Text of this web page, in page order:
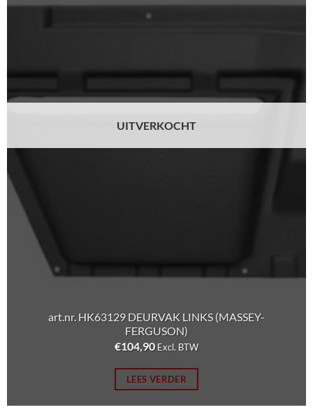
UITVERKOCHT
art.nr. HK63129 DEURVAK LINKS (MASSEY-
FERGUSON)
€104,90 Excl. BTW
LEES VERDER